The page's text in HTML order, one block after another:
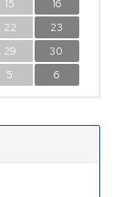
15
16
22
23
29
30
5 6